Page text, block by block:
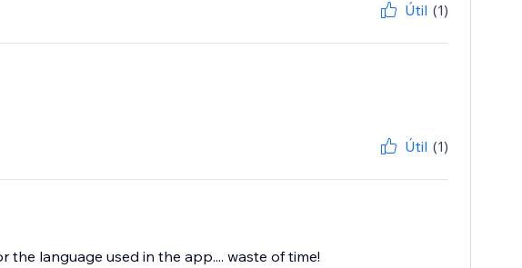
Útil (1)
Útil (1)
language used in the app.... waste of time!